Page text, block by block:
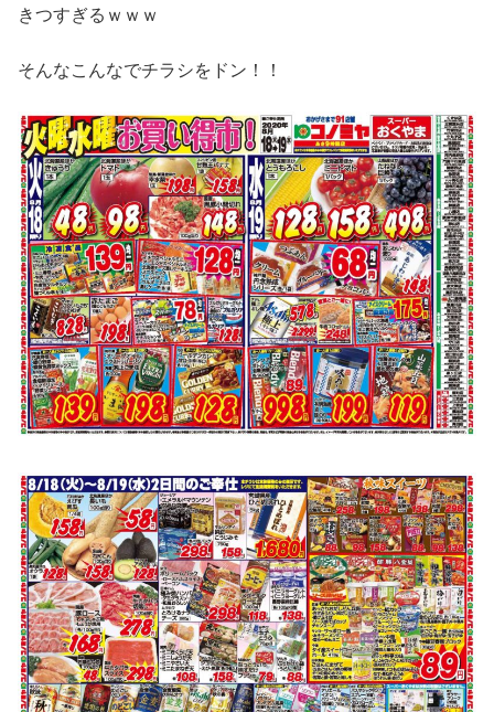
きつすぎるｗｗｗ
そんなこんなでチラシをドン！！